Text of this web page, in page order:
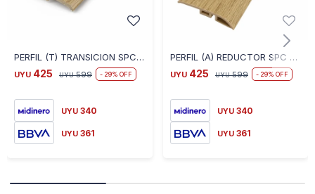
PERFIL (T) TRANSICION SPC 2.40 M LINEAL COLOR ROBLE CLARO O5002 - ROBLE CLARO
UYU 425 UYU 599 29
UYU 340
UYU 361
PERFIL (A) REDUCTOR SPC 2.40 M LINEAL COLOR ROBLE CLARO O5002 - ROBLE CLARO
UYU 425 UYU 599 29
UYU 340
UYU 361